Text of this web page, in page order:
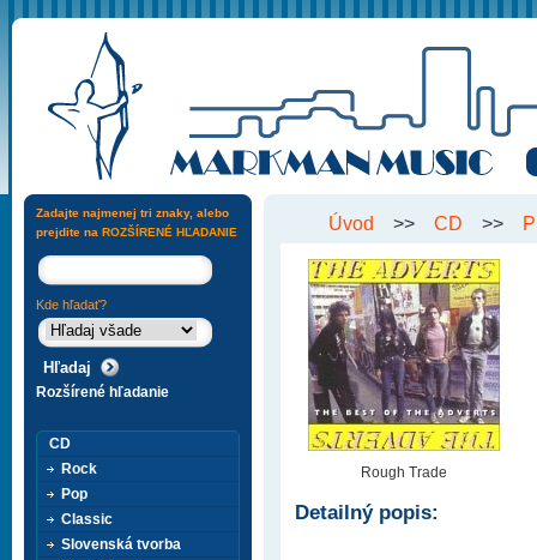
Úvod >> CD >>
Rough Trade
Detailný popis:
Zadajte najmenej tri znaky, alebo
prejdite na ROZŠÍRENÉ HĽADANIE
Kde hľadať?
Rozšírené hľadanie
CD
Rock
Pop
Classic
Slovenská tvorba